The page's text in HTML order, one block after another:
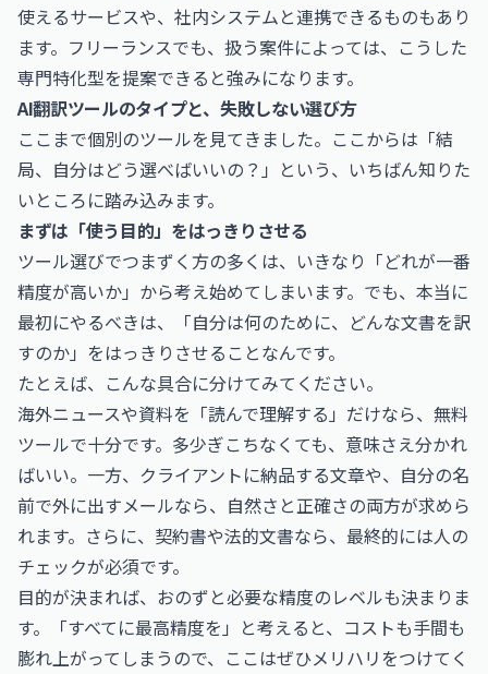
使えるサービスや、社内システムと連携できるものもあり
ます。フリーランスでも、扱う案件によっては、こうした
専門特化型を提案できると強みになります。
AI翻訳ツールのタイプと、失敗しない選び方
ここまで個別のツールを見てきました。ここからは「結
局、自分はどう選べばいいの？」という、いちばん知りた
いところに踏み込みます。
まずは「使う目的」をはっきりさせる
ツール選びでつまずく方の多くは、いきなり「どれが一番
精度が高いか」から考え始めてしまいます。でも、本当に
最初にやるべきは、「自分は何のために、どんな文書を訳
すのか」をはっきりさせることなんです。
たとえば、こんな具合に分けてみてください。
海外ニュースや資料を「読んで理解する」だけなら、無料
ツールで十分です。多少ぎこちなくても、意味さえ分かれ
ばいい。一方、クライアントに納品する文章や、自分の名
前で外に出すメールなら、自然さと正確さの両方が求めら
れます。さらに、契約書や法的文書なら、最終的には人の
チェックが必須です。
目的が決まれば、おのずと必要な精度のレベルも決まりま
す。「すべてに最高精度を」と考えると、コストも手間も
膨れ上がってしまうので、ここはぜひメリハリをつけてく